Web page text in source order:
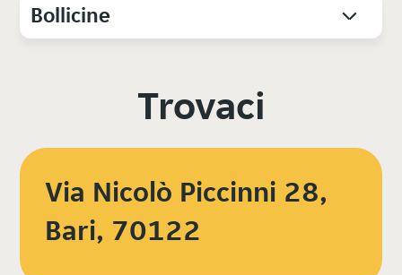
Bollicine
Trovaci
Via Nicolò Piccinni 28,
Bari, 70122